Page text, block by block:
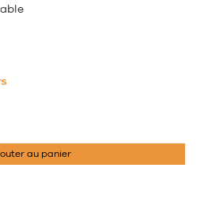
au panier